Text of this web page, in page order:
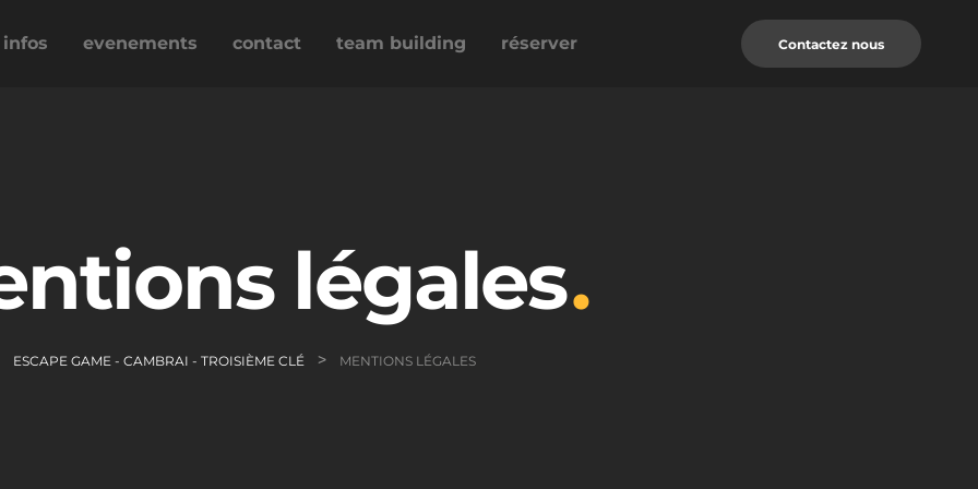
infos evenements contact team building réserver Contactez nous
légales
ESCAPE GAME - CAMBRAI - TROISIÈME CLÉ > MENTIONS LÉGALES